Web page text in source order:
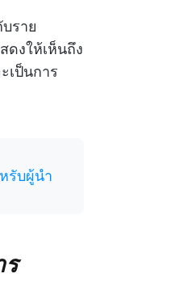
ราย
ดงให้เห็นถึง
เป็นการ
รับผู้นำ